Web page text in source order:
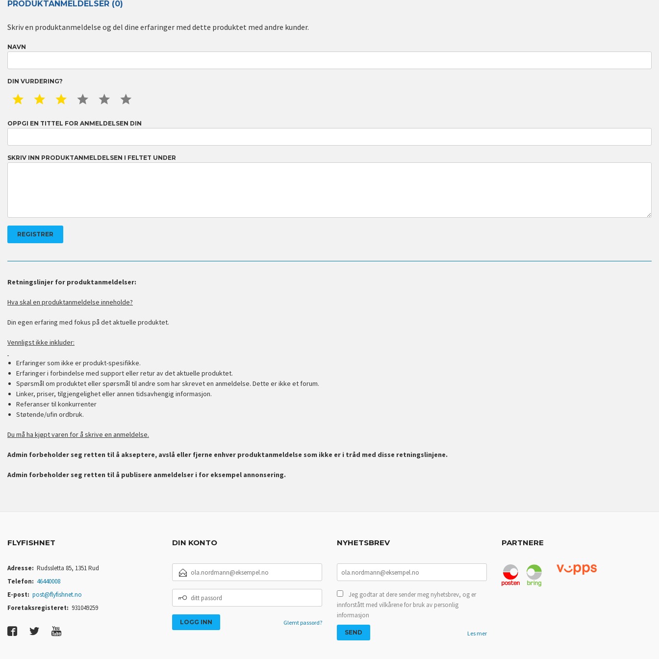
PRODUKTANMELDELSER (0)
Skriv en produktanmeldelse og del dine erfaringer med dette produktet med andre kunder.
NAVN
DIN VURDERING?
1 STAR2 STAR3 STAR4 STAR5 STAR
OPPGI EN TITTEL FOR ANMELDELSEN DIN
SKRIV INN PRODUKTANMELDELSEN I FELTET UNDER
Retningslinjer for produktanmeldelser:
Hva skal en produktanmeldelse inneholde?
Din egen erfaring med fokus på det aktuelle produktet.
Vennligst ikke inkluder:
Erfaringer som ikke er produkt-spesifikke.
Erfaringer i forbindelse med support eller retur av det aktuelle produktet.
Spørsmål om produktet eller spørsmål til andre som har skrevet en anmeldelse. Dette er ikke et forum.
Linker, priser, tilgjengelighet eller annen tidsavhengig informasjon.
Referanser til konkurrenter
Støtende/ufin ordbruk.
Du må ha kjøpt varen for å skrive en anmeldelse.
Admin forbeholder seg retten til å akseptere, avslå eller fjerne enhver produktanmeldelse som ikke er i tråd med disse retningslinjene.
Admin forbeholder seg retten til å publisere anmeldelser i for eksempel annonsering.
FLYFISHNET
Adresse: Rudssletta 85, 1351 Rud
Telefon: 46440008
E-post: post@flyfishnet.no
Foretaksregisteret: 931049259
DIN KONTO
POSTADRESSE
PASSORD
Glemt passord?
NYHETSBREV
Jeg godtar at dere sender meg nyhetsbrev, og er
innforstått med vilkårene for bruk av personlig
informasjon
Les mer
PARTNERE